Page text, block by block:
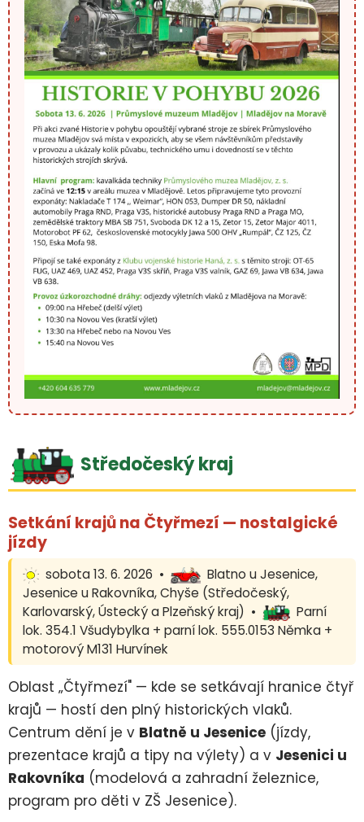
Středočeský kraj
Setkání krajů na Čtyřmezí — nostalgické
jízdy
sobota 13. 6. 2026 •
Blatno u Jesenice,
Jesenice u Rakovníka, Chyše (Středočeský,
Karlovarský, Ústecký a Plzeňský kraj) •
Parní
lok. 354.1 Všudybylka + parní lok. 555.0153 Němka +
motorový M131 Hurvínek
Oblast „Čtyřmezí" — kde se setkávají hranice čtyř
krajů — hostí den plný historických vlaků.
Centrum dění je v Blatně u Jesenice (jízdy,
prezentace krajů a tipy na výlety) a v Jesenici u
Rakovníka (modelová a zahradní železnice,
program pro děti v ZŠ Jesenice).